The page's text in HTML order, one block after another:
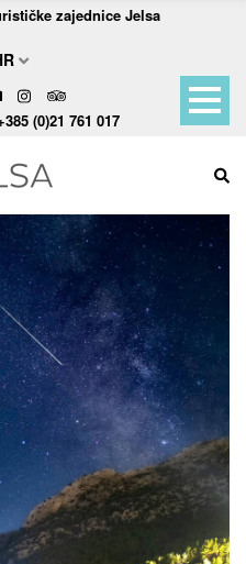
zajednice Jelsa
(0)21 761 017